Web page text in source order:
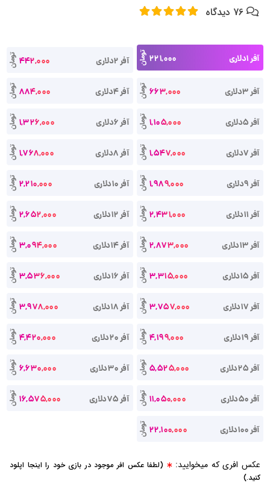
آفر 1دلاری 221,000 تومان آفر 2دلاری 442,000 تومان
آفر 3دلاری 663,000 تومان آفر 4دلاری 884,000 تومان
آفر 5دلاری 1,105,000 تومان آفر 6دلاری 1,326,000 تومان
آفر 7دلاری 1,547,000 تومان آفر 8دلاری 1,768,000 تومان
آفر 9دلاری 1,989,000 تومان آفر 10دلاری 2,210,000 تومان
آفر 11دلاری 2,431,000 تومان آفر 12دلاری 2,652,000 تومان
آفر 13دلاری 2,873,000 تومان آفر 14دلاری 3,094,000 تومان
آفر 15دلاری 3,315,000 تومان آفر 16دلاری 3,536,000 تومان
آفر 17دلاری 3,757,000 تومان آفر 18دلاری 3,978,000 تومان
آفر 19دلاری 4,199,000 تومان آفر 20دلاری 4,420,000 تومان
آفر 25دلاری 5,525,000 تومان آفر 30دلاری 6,630,000 تومان
آفر 50دلاری 11,050,000 تومان آفر 75دلاری 16,575,000 تومان
آفر 100دلاری 22,100,000 تومان
عکس افری که میخوایید:
(لطفا عکس افر موجود در بازی خود را اینجا اپلود
کنید.)